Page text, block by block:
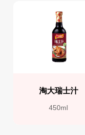
淘大瑞士汁
450ml